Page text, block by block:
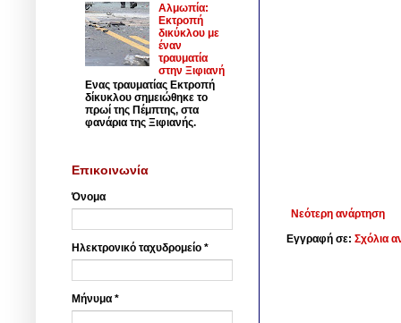
Νεότερη ανάρτηση
Εγγραφή σε: Σχόλια
Αλμωπία:
Εκτροπή
δικύκλου με
έναν
τραυματία
στην Ξιφιανή
Ενας τραυματίας Εκτροπή
δίκυκλου σημειώθηκε το
πρωί της Πέμπτης, στα
φανάρια της Ξιφιανής.
Επικοινωνία
Όνομα
Ηλεκτρονικό ταχυδρομείο *
Μήνυμα *